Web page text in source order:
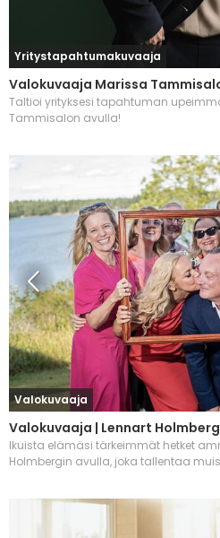
Yritystapahtumakuvaaja
Valokuvaaja Marissa
Taltioi yrityksesi tapahtuman
Tammisalon avulla!
Valokuvaaja
Valokuvaaja | Lennart Holmberg
Ikuista elämäsi tärkeimmät hetket
Holmbergin avulla, joka tallentaa